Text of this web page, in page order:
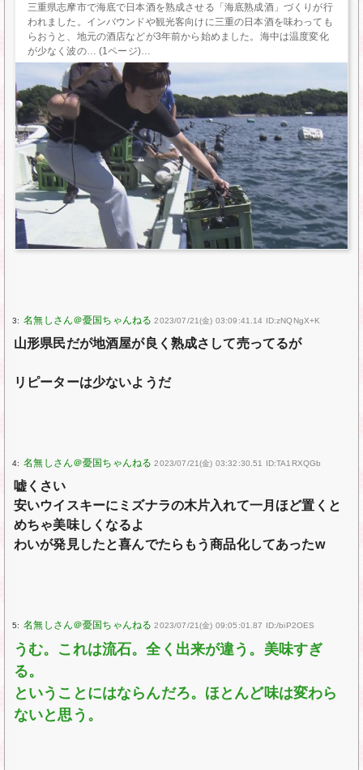
三重県志摩市で海底で日本酒を熟成させる「海底熟成酒」づくりが行
われました。インバウンドや観光客向けに三重の日本酒を味わっても
らおうと、地元の酒店などが3年前から始めました。海中は温度変化
が少なく波の… (1ページ)
3: 2023/07/21(金) 03:09:41.14 ID:zNQNgX+K
山形県民だが地酒屋が良く熟成さして売ってるが
リピーターは少ないようだ
4: 2023/07/21(金) 03:32:30.51 ID:TA1RXQGb
嘘くさい
安いウイスキーにミズナラの木片入れて一月ほど置くと
めちゃ美味しくなるよ
わいが発見したと喜んでたらもう商品化してあったw
5: 2023/07/21(金) 09:05:01.87 ID:/biP2OES
うむ。これは流石。全く出来が違う。美味すぎ
る。
ということにはならんだろ。ほとんど味は変わら
ないと思う。